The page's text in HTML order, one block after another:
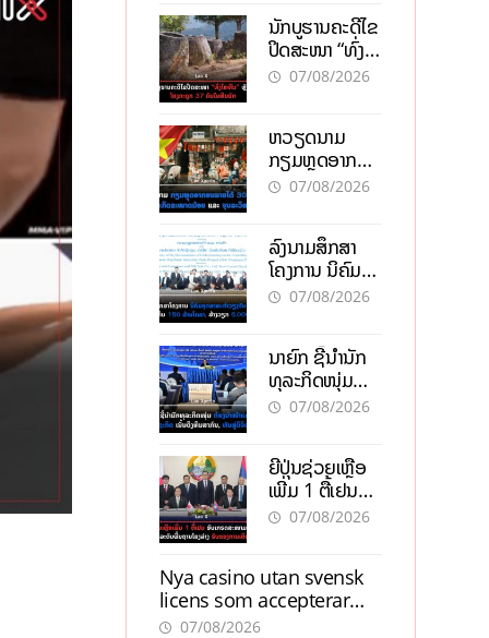
ສົງຄາມ, El
nino
ນັກບູຮານຄະດີໄຂ
ປິດສະໜາ “ທົ່ງ
ໄຫຫີນ” ຫຼັງພົບ
07/08/2026
ຫວຽດນາມ
ກຽມຫຼຸດອາກອນ
ລາຍໄດ້ 30%
ແລະ ຈຸນລະ
ວິສາຫະກິດ
07/08/2026
ລົງນາມສຶກສາ
ໂຄງການ ນິຄົມ
ອຸດສາຫະກຳ
150 ລ້ານໂດລາ,
ສ້າງວຽກ 5.000
ຕຳແໜ່ງ
07/08/2026
ນາຍົກ ຊີ້ນຳນັກ
ທຸລະກິດໜຸ່ມ
ຕ້ອງນຳໜ້າແກ້
ສາກົນ, ຫັນສູ່ດິຈິ
ຕອນ
07/08/2026
ຍີ່ປຸ່ນຊ່ວຍເຫຼືອ
ເພີ່ມ 1 ຕື້ເຢນ
ອັບເກຣດ
ເຕີບໂຕ
07/08/2026
Nya casino utan svensk
licens som accepterar
Swish: En jämförelse
07/08/2026